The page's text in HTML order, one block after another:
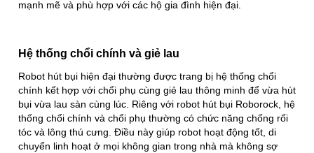
mạnh mẽ và phù hợp với các hộ gia đình hiện đại.
Hệ thống chổi chính và giẻ lau
Robot hút bụi hiện đại thường được trang bị hệ thống chổi
chính kết hợp với chổi phụ cùng giẻ lau thông minh để vừa hút
bụi vừa lau sàn cùng lúc. Riêng với robot hút bụi Roborock, hệ
thống chổi chính và chổi phụ thường có chức năng chống rối
tóc và lông thú cưng. Điều này giúp robot hoạt động tốt, di
chuyển linh hoạt ở mọi không gian trong nhà mà không sợ